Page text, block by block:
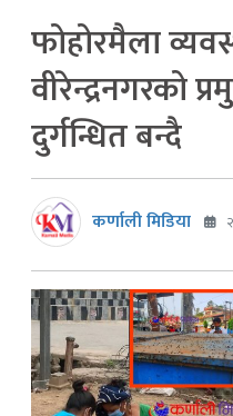
फोहोरमैला
वीरेन्द्रनगरको
दुर्गन्धित बन्दै
कर्णाली मिडिया